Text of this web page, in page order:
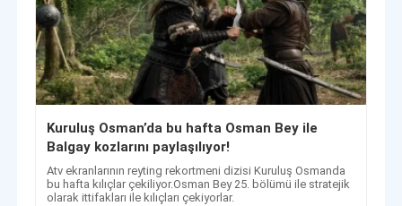
Kuruluş Osman’da bu hafta Osman Bey ile
Balgay kozlarını paylaşılıyor!
​​​​​​​Atv ekranlarının reyting rekortmeni dizisi Kuruluş Osmanda
bu hafta kılıçlar çekiliyor.Osman Bey 25. bölümü ile stratejik
olarak ittifakları ile kılıçları çekiyorlar.